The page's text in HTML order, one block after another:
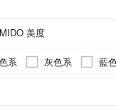
MIDO 美度
系 灰色系 藍